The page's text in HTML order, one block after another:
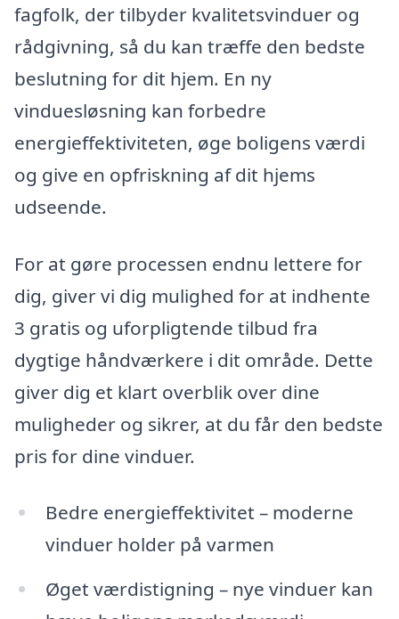
fagfolk, der tilbyder kvalitetsvinduer og
rådgivning, så du kan træffe den bedste
beslutning for dit hjem. En ny
vinduesløsning kan forbedre
energieffektiviteten, øge boligens værdi
og give en opfriskning af dit hjems
udseende.
For at gøre processen endnu lettere for
dig, giver vi dig mulighed for at indhente
3 gratis og uforpligtende tilbud fra
dygtige håndværkere i dit område. Dette
giver dig et klart overblik over dine
muligheder og sikrer, at du får den bedste
pris for dine vinduer.
Bedre energieffektivitet – moderne
vinduer holder på varmen
Øget værdistigning – nye vinduer kan